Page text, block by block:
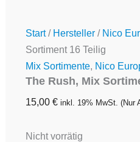
Start/ Hersteller/ Nico
Sortiment 16 Teilig
Mix Sortimente, Nico
The Rush, Mix
15,00 € inkl. 19% MwSt. (Nur
Nicht vorrätig